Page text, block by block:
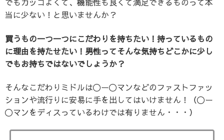
当に少ない！と思いませんか？
買うもの一つ一つにこだわりを持ちたい！持っているもの
に理由を持たせたい！男性ってそんな気持ちどこかに少し
でもお持ちではないでしょうか？
そんなこだわりミドルは〇ー〇マンなどのファストファッ
ションや流行りに安易に手を出してはいけません！（〇ー
〇マンをディスっているわけでは有りません・・・）